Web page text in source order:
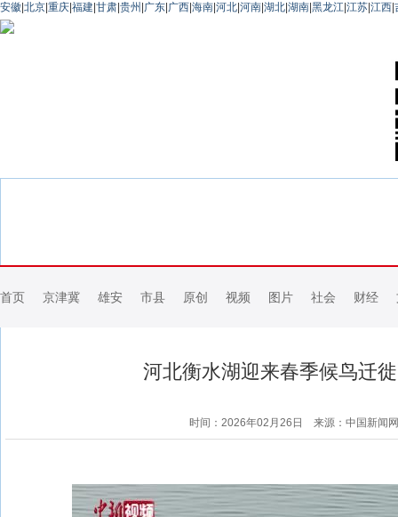
安徽 北京 重庆 福建 甘肃 贵州 广东 广西 海南 河北 河南 湖北 湖南 黑龙江 江苏 江西
首页 京津冀 雄安 市县 原创 视频 图片 社会 财经
河北衡水湖迎来春季候鸟迁
时间：2026年02月26日 来源：中国新闻网